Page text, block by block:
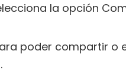
la opción
poder compartir o